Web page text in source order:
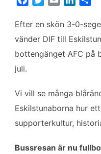
c
e
o
t
e
a
i
n
k
d
l
a
Efter en skön 3-0-
vänder DIF till
bottengänget AFC på
juli.
Vi vill se många
Eskilstunaborna hur
supporterkultur,
Bussresan är nu